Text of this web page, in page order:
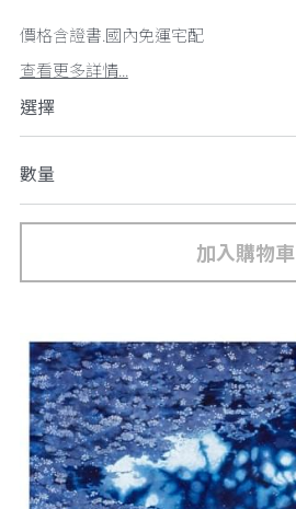
價格含證書.國內免運宅配
查看更多詳情...
選擇
數量
加入購物車